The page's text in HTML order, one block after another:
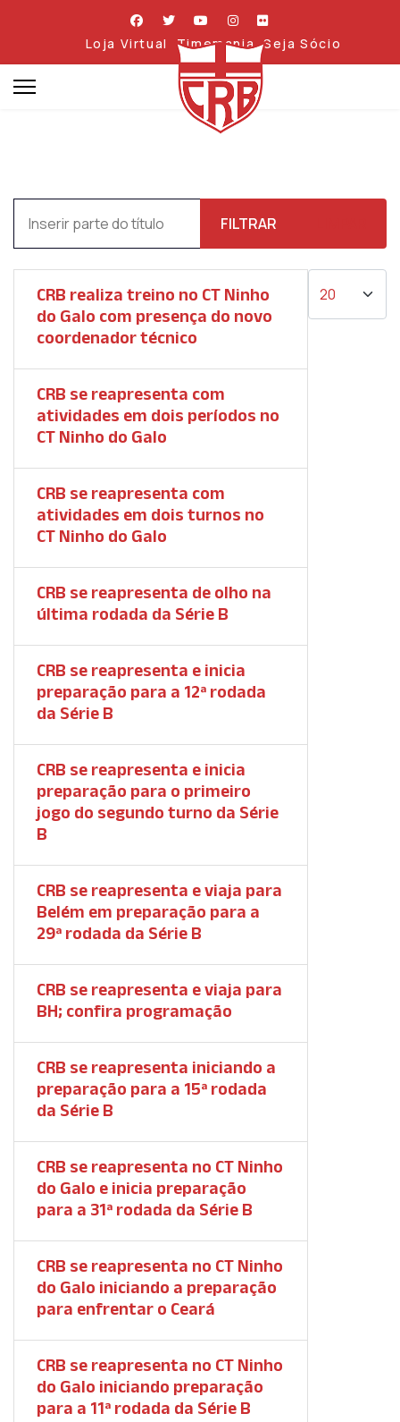
Loja Virtual Timemania Seja Sócio
FILTRAR
CRB realiza treino no CT Ninho
do Galo com presença do novo
coordenador técnico
CRB se reapresenta com
atividades em dois períodos no
CT Ninho do Galo
CRB se reapresenta com
atividades em dois turnos no
CT Ninho do Galo
CRB se reapresenta de olho na
última rodada da Série B
CRB se reapresenta e inicia
preparação para a 12ª rodada
da Série B
CRB se reapresenta e inicia
preparação para o primeiro
jogo do segundo turno da Série
B
CRB se reapresenta e viaja para
Belém em preparação para a
29ª rodada da Série B
CRB se reapresenta e viaja para
BH; confira programação
CRB se reapresenta iniciando a
preparação para a 15ª rodada
da Série B
CRB se reapresenta no CT Ninho
do Galo e inicia preparação
para a 31ª rodada da Série B
CRB se reapresenta no CT Ninho
do Galo iniciando a preparação
para enfrentar o Ceará
CRB se reapresenta no CT Ninho
do Galo iniciando preparação
para a 11ª rodada da Série B